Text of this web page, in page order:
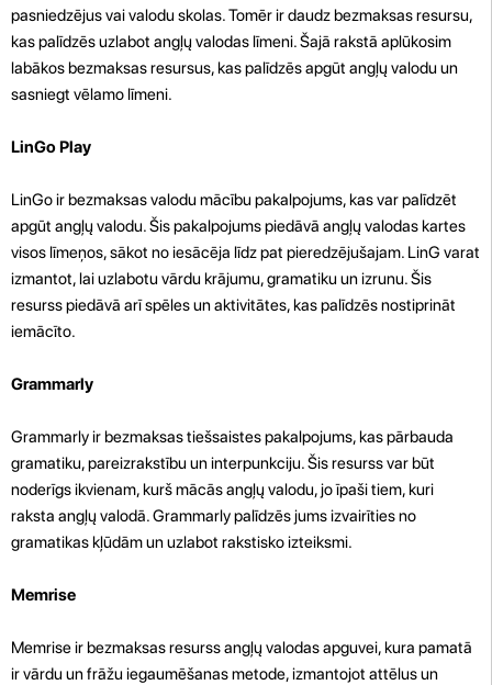
pasniedzējus vai valodu skolas. Tomēr ir daudz bezmaksas resursu,
kas palīdzēs uzlabot angļų valodas līmeni. Šajā rakstā aplūkosim
labākos bezmaksas resursus, kas palīdzēs apgūt angļų valodu un
sasniegt vēlamo līmeni.
LinGo Play
LinGo ir bezmaksas valodu mācību pakalpojums, kas var palīdzēt
apgūt angļų valodu. Šis pakalpojums piedāvā angļų valodas kartes
visos līmeņos, sākot no iesācēja līdz pat pieredzējušajam. LinG varat
izmantot, lai uzlabotu vārdu krājumu, gramatiku un izrunu. Šis
resurss piedāvā arī spēles un aktivitātes, kas palīdzēs nostiprināt
iemācīto.
Grammarly
Grammarly ir bezmaksas tiešsaistes pakalpojums, kas pārbauda
gramatiku, pareizrakstību un interpunkciju. Šis resurss var būt
noderīgs ikvienam, kurš mācās angļų valodu, jo īpaši tiem, kuri
raksta angļų valodā. Grammarly palīdzēs jums izvairīties no
gramatikas kļūdām un uzlabot rakstisko izteiksmi.
Memrise
Memrise ir bezmaksas resurss angļų valodas apguvei, kura pamatā
ir vārdu un frāžu iegaumēšanas metode, izmantojot attēlus un